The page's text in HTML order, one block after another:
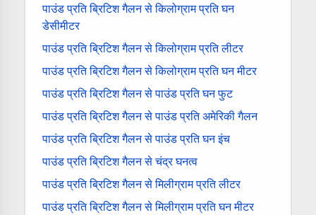
पाउंड प्रति ब्रिटिश गैलन से किलोग्राम प्रति घन
डेसीमीटर
पाउंड प्रति ब्रिटिश गैलन से किलोग्राम प्रति लीटर
पाउंड प्रति ब्रिटिश गैलन से किलोग्राम प्रति घन मीटर
पाउंड प्रति ब्रिटिश गैलन से पाउंड प्रति घन फुट
पाउंड प्रति ब्रिटिश गैलन से पाउंड प्रति अमेरिकी गैलन
पाउंड प्रति ब्रिटिश गैलन से पाउंड प्रति घन इंच
पाउंड प्रति ब्रिटिश गैलन से चंद्र घनत्व
पाउंड प्रति ब्रिटिश गैलन से मिलीग्राम प्रति लीटर
पाउंड प्रति ब्रिटिश गैलन से मिलीग्राम प्रति घन मीटर